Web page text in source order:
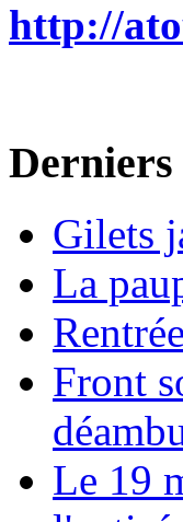
http://
Derniers
Gilets
La
Front
Le 19